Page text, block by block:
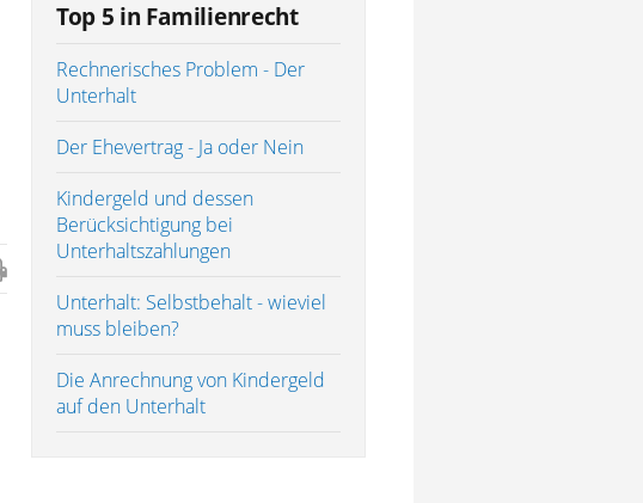
Top 5 in Familienrecht
Rechnerisches Problem - Der
Unterhalt
Der Ehevertrag - Ja oder Nein
Kindergeld und dessen
Berücksichtigung bei
Unterhaltszahlungen
Unterhalt: Selbstbehalt - wieviel
muss bleiben?
Die Anrechnung von Kindergeld
auf den Unterhalt